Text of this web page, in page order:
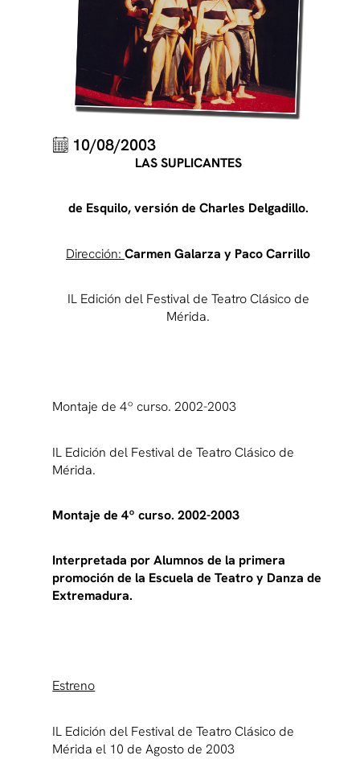
10/08/2003
LAS SUPLICANTES
de Esquilo, versión de Charles Delgadillo.
Dirección: Carmen Galarza y Paco Carrillo
IL Edición del Festival de Teatro Clásico de
Mérida.
Montaje de 4º curso. 2002-2003
IL Edición del Festival de Teatro Clásico de
Mérida.
Montaje de 4º curso. 2002-2003
Interpretada por Alumnos de la primera
promoción de la Escuela de Teatro y Danza de
Extremadura.
Estreno
IL Edición del Festival de Teatro Clásico de
Mérida el 10 de Agosto de 2003